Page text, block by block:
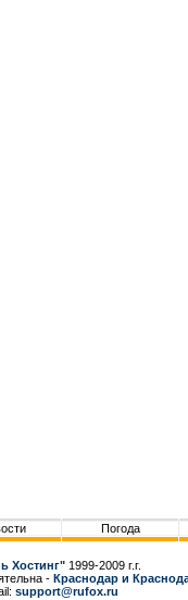
Погода
Хостинг" 1999-2009 г.г.
- Краснодар и
support@rufox.ru